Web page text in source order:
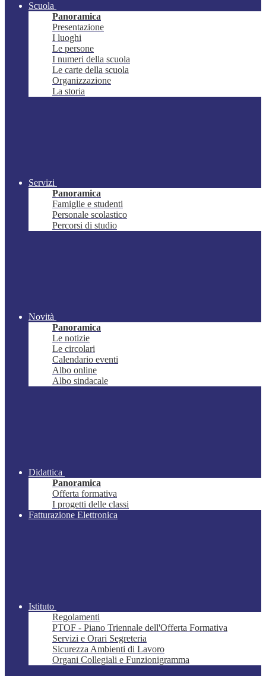
Scuola
Panoramica
Presentazione
I luoghi
Le persone
I numeri della scuola
Le carte della scuola
Organizzazione
La storia
Servizi
Panoramica
Famiglie e studenti
Personale scolastico
Percorsi di studio
Novità
Panoramica
Le notizie
Le circolari
Calendario eventi
Albo online
Albo sindacale
Didattica
Panoramica
Offerta formativa
I progetti delle classi
Fatturazione Elettronica
Istituto
Regolamenti
PTOF - Piano Triennale dell'Offerta Formativa
Servizi e Orari Segreteria
Sicurezza Ambienti di Lavoro
Organi Collegiali e Funzionigramma